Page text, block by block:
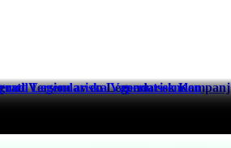
Version av en Legendarisk Kampanj
Legendariska Vapenutseenden